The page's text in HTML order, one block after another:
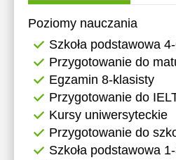
Poziomy nauczania
Szkoła podstawowa
Przygotowanie do
Egzamin 8-klasisty
Przygotowanie do
Kursy uniwersyteckie
Przygotowanie do
Szkoła podstawowa
12:00
12:30
13:00
13:30
14:00
14:30
12:00
12:30
13:00
13:30
14:00
14:30